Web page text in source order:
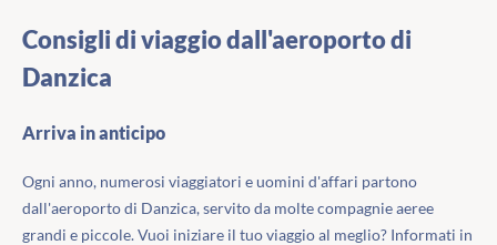
Consigli di viaggio dall'aeroporto di
Danzica
Arriva in anticipo
Ogni anno, numerosi viaggiatori e uomini d'affari partono
dall'aeroporto di Danzica, servito da molte compagnie aeree
grandi e piccole. Vuoi iniziare il tuo viaggio al meglio? Informati in